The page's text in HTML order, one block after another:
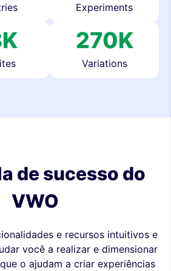
Experiments
270K
Variations
de sucesso do
VWO
e recursos intuitivos e
você a realizar e dimensionar
o ajudam a criar experiências